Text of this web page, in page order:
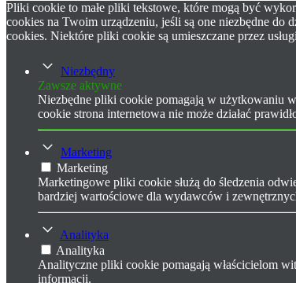
Pliki cookie to małe pliki tekstowe, które mogą być
cookies na Twoim urządzeniu, jeśli są one niezbędne
cookies. Niektóre pliki cookie są umieszczane przez
Niezbędny
Zawsze aktywne
Niezbędne pliki cookie pomagają w użytkowaniu
cookie strona internetowa nie może działać
Marketing
Marketing
Marketingowe pliki cookie służą do śledzenia
bardziej wartościowe dla wydawców i
Analityka
Analityka
Analityczne pliki cookie pomagają właścicielom
informacji.